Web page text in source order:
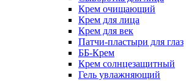
Крем очищающий
Крем для лица
Крем для век
Патчи-пластыри для глаз
ББ-Крем
Крем солнцезащитный
Гель увлажняющий